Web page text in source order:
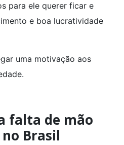
para ele querer ficar e
e boa lucratividade
uma motivação aos
falta de mão
Brasil